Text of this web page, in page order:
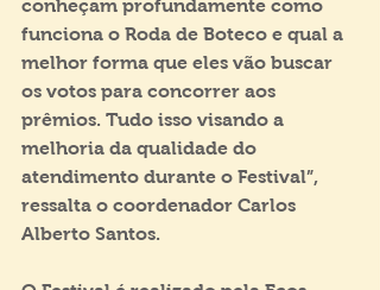
conheçam profundamente como
funciona o Roda de Boteco e qual a
melhor forma que eles vão buscar
os votos para concorrer aos
prêmios. Tudo isso visando a
melhoria da qualidade do
atendimento durante o Festival”,
ressalta o coordenador Carlos
Alberto Santos.